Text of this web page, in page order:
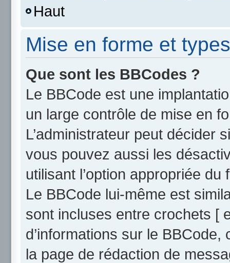
Haut
Mise en forme et
Que sont les BBCodes ?
Le BBCode est une
un large contrôle de mise en
L’administrateur peut décider
vous pouvez aussi les
utilisant l’option appropriée
Le BBCode lui-même est
sont incluses entre crochets [
d’informations sur le
la page de rédaction de